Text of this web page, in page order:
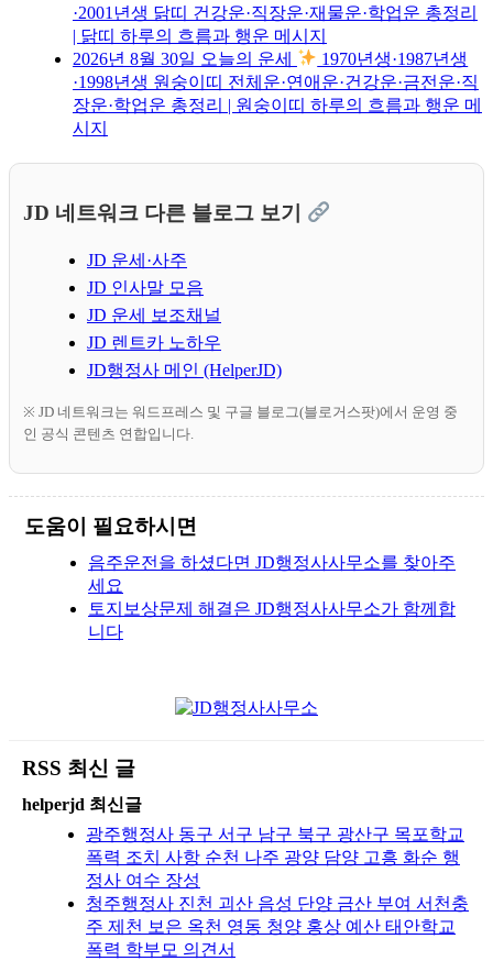
·2001년생 닭띠 건강운·직장운·재물운·학업운 총정리
| 닭띠 하루의 흐름과 행운 메시지
2026년 8월 30일 오늘의 운세
1970년생·1987년생
·1998년생 원숭이띠 전체운·연애운·건강운·금전운·직
장운·학업운 총정리 | 원숭이띠 하루의 흐름과 행운 메
시지
JD 네트워크 다른 블로그 보기
JD 운세·사주
JD 인사말 모음
JD 운세 보조채널
JD 렌트카 노하우
JD행정사 메인 (HelperJD)
※ JD 네트워크는 워드프레스 및 구글 블로그(블로거스팟)에서 운영 중
인 공식 콘텐츠 연합입니다.
도움이 필요하시면
음주운전을 하셨다면 JD행정사사무소를 찾아주
세요
토지보상문제 해결은 JD행정사사무소가 함께합
니다
RSS 최신 글
helperjd 최신글
광주행정사 동구 서구 남구 북구 광산구 목포학교
폭력 조치 사항 순천 나주 광양 담양 고흥 화순 행
정사 여수 장성
청주행정사 진천 괴산 음성 단양 금산 부여 서천충
주 제천 보은 옥천 영동 청양 홍상 예산 태안학교
폭력 학부모 의견서